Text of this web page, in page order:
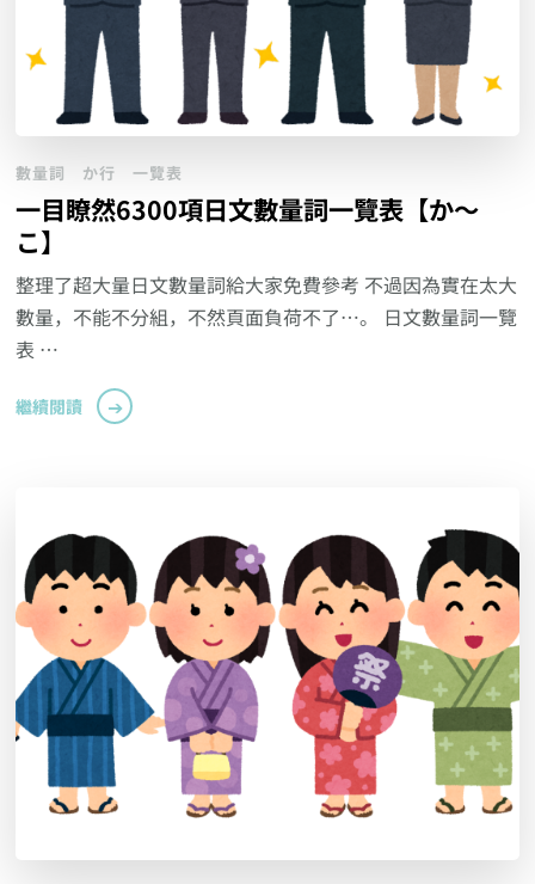
數量詞 か行 一覽表
一目瞭然6300項日文數量詞一覽表【か～
こ】
整理了超大量日文數量詞給大家免費參考 不過因為實在太大
數量，不能不分組，不然頁面負荷不了…。 日文數量詞一覽
表 …
繼續閱讀